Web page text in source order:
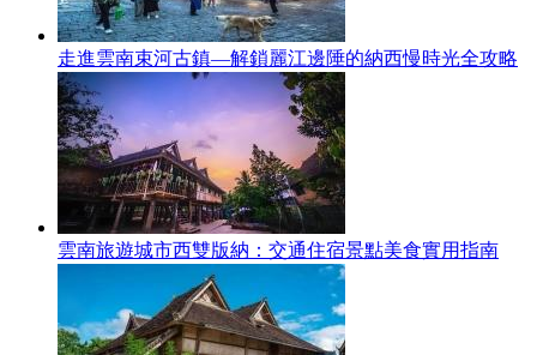
走進雲南束河古鎮—解鎖麗江邊陲的納西慢時光全攻略
雲南旅遊城市西雙版納：交通住宿景點美食實用指南